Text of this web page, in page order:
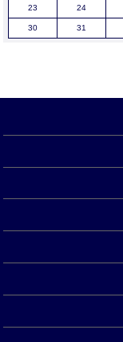
23 24
30 31